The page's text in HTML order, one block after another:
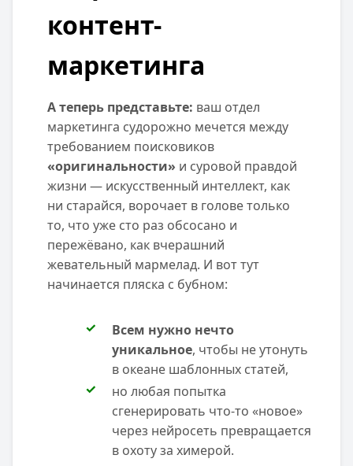
контент-
маркетинга
А теперь представьте: ваш отдел
маркетинга судорожно мечется между
требованием поисковиков
«оригинальности» и суровой правдой
жизни — искусственный интеллект, как
ни старайся, ворочает в голове только
то, что уже сто раз обсосано и
пережёвано, как вчерашний
жевательный мармелад. И вот тут
начинается пляска с бубном:
Всем нужно нечто
уникальное, чтобы не утонуть
в океане шаблонных статей,
но любая попытка
сгенерировать что-то «новое»
через нейросеть превращается
в охоту за химерой.